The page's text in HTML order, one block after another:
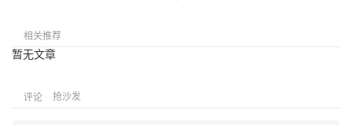
相关推荐
暂无文章
评论 抢沙发